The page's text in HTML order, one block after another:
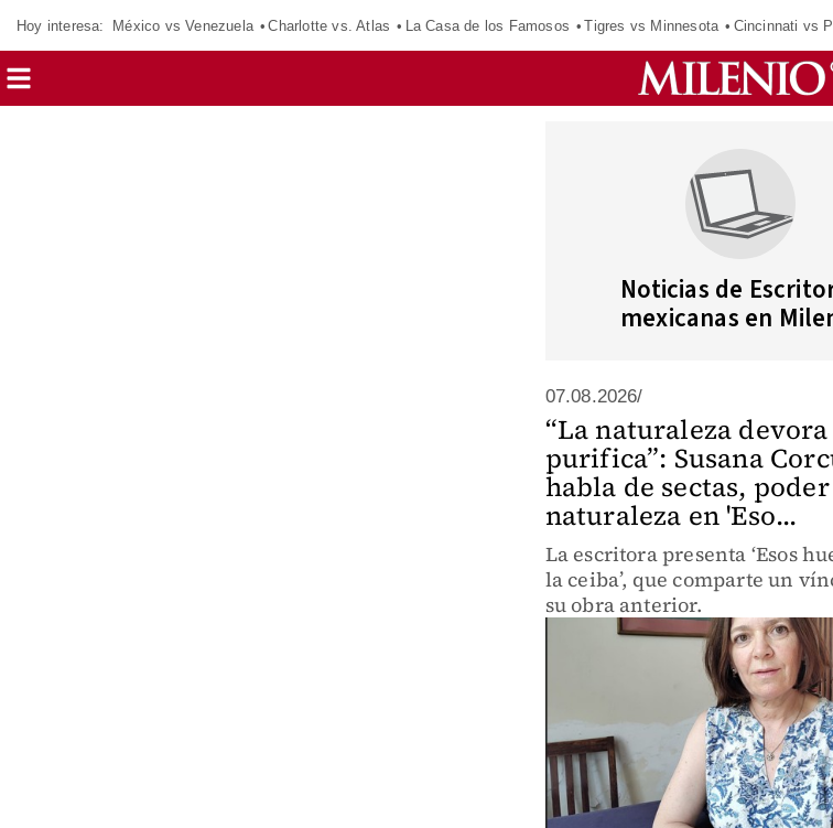
Hoy interesa: México vs Venezuela Charlotte vs. Atlas La Casa de los Famosos Tigres vs Minnesota Cincinnati vs
Noticias de
mexicanas en
07.08.2026/
“La naturaleza
purifica”: Susana
habla de sectas,
naturaleza en 'Eso...
La escritora presenta ‘Esos
la ceiba’, que comparte un
su obra anterior.